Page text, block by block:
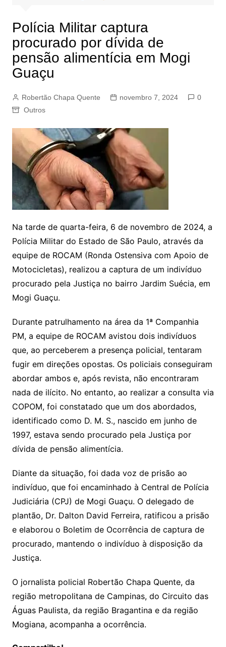
Polícia Militar captura
procurado por dívida de
pensão alimentícia em Mogi
Guaçu
Robertão Chapa Quente novembro 7, 2024
0
Outros
Na tarde de quarta-feira, 6 de novembro de 2024, a
Polícia Militar do Estado de São Paulo, através da
equipe de ROCAM (Ronda Ostensiva com Apoio de
Motocicletas), realizou a captura de um indivíduo
procurado pela Justiça no bairro Jardim Suécia, em
Mogi Guaçu.
Durante patrulhamento na área da 1ª Companhia
PM, a equipe de ROCAM avistou dois indivíduos
que, ao perceberem a presença policial, tentaram
fugir em direções opostas. Os policiais conseguiram
abordar ambos e, após revista, não encontraram
nada de ilícito. No entanto, ao realizar a consulta via
COPOM, foi constatado que um dos abordados,
identificado como D. M. S., nascido em junho de
1997, estava sendo procurado pela Justiça por
dívida de pensão alimentícia.
Diante da situação, foi dada voz de prisão ao
indivíduo, que foi encaminhado à Central de Polícia
Judiciária (CPJ) de Mogi Guaçu. O delegado de
plantão, Dr. Dalton David Ferreira, ratificou a prisão
e elaborou o Boletim de Ocorrência de captura de
procurado, mantendo o indivíduo à disposição da
Justiça.
O jornalista policial Robertão Chapa Quente, da
região metropolitana de Campinas, do Circuito das
Águas Paulista, da região Bragantina e da região
Mogiana, acompanha a ocorrência.